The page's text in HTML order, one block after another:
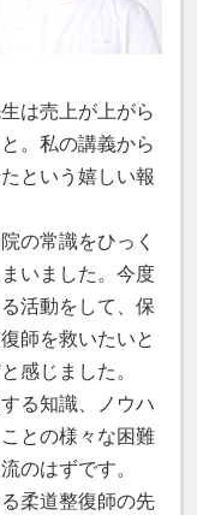
は売上が上がら
。私の講義から
という嬉しい報
の常識をひっく
いました。今度
活動をして、保
師を救いたいと
感じました。
る知識、ノウハ
との様々な困難
のはずです。
柔道整復師の先